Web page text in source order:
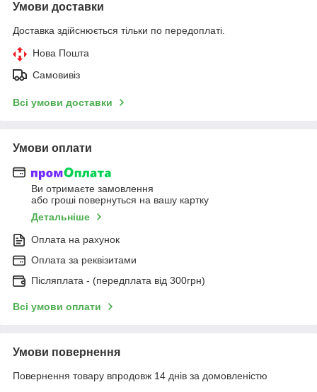
Умови доставки
Доставка здійснюється тільки по передоплаті.
Нова Пошта
Самовивіз
Всі умови доставки
Умови оплати
Ви отримаєте замовлення
або гроші повернуться на вашу картку
Детальніше
Оплата на рахунок
Оплата за реквізитами
Післяплата - (передплата від 300грн)
Всі умови оплати
Умови повернення
Повернення товару впродовж 14 днів за домовленістю